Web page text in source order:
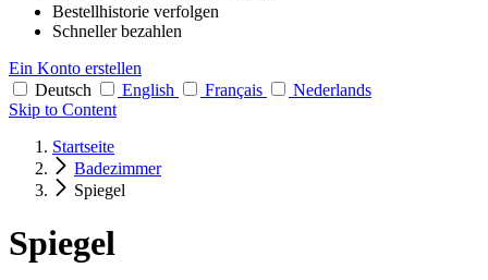
Bestellhistorie verfolgen
Schneller bezahlen
Ein Konto erstellen
Deutsch
English Français
Nederlands
Skip to Content
Startseite
Badezimmer
Spiegel
Spiegel